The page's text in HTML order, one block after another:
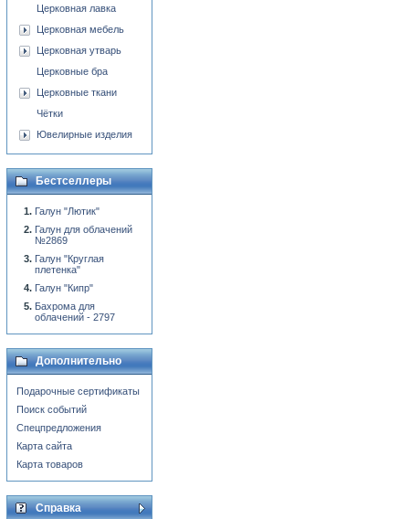
Церковная лавка
Церковная мебель
Церковная утварь
Церковные бра
Церковные ткани
Чётки
Ювелирные изделия
Бестселлеры
Галун "Лютик"
Галун для облачений
№2869
Галун "Круглая
плетенка"
Галун "Кипр"
Бахрома для
облачений - 2797
Дополнительно
Подарочные сертификаты
Поиск событий
Спецпредложения
Карта сайта
Карта товаров
Справка